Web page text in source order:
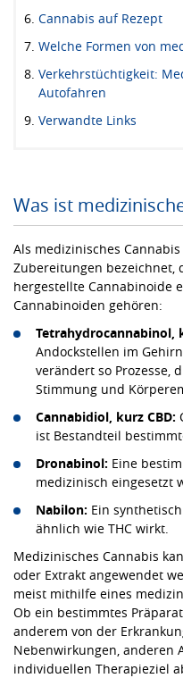
Cannabis auf Rezept
Welche Formen von
Verkehrstüchtigkeit:
Autofahren
Verwandte Links
Was ist
Als medizinisches
Zubereitungen bezeichnet,
hergestellte Cannabinoide
Cannabinoiden gehören:
Tetrahydrocannabinol,
Andockstellen im
verändert so Prozesse,
Stimmung und
Cannabidiol, kurz CBD:
ist Bestandteil
Dronabinol: Eine
medizinisch eingesetzt
Nabilon: Ein
ähnlich wie THC wirkt.
Medizinisches Cannabis
oder Extrakt angewendet
meist mithilfe eines
Ob ein bestimmtes
anderem von der
Nebenwirkungen, anderen
individuellen Therapieziel